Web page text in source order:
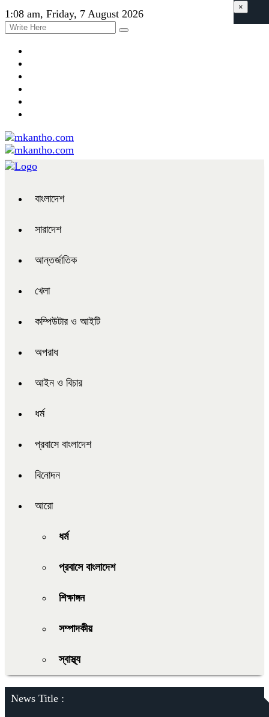
1:08 am, Friday, 7 August 2026
বাংলাদেশ
সারাদেশ
আন্তর্জাতিক
খেলা
কম্পিউটার ও আইটি
অপরাধ
আইন ও বিচার
ধর্ম
প্রবাসে বাংলাদেশ
বিনোদন
আরো
ধর্ম
প্রবাসে বাংলাদেশ
শিক্ষাঙ্গন
সম্পাদকীয়
স্বাস্থ্য
News Title :
×